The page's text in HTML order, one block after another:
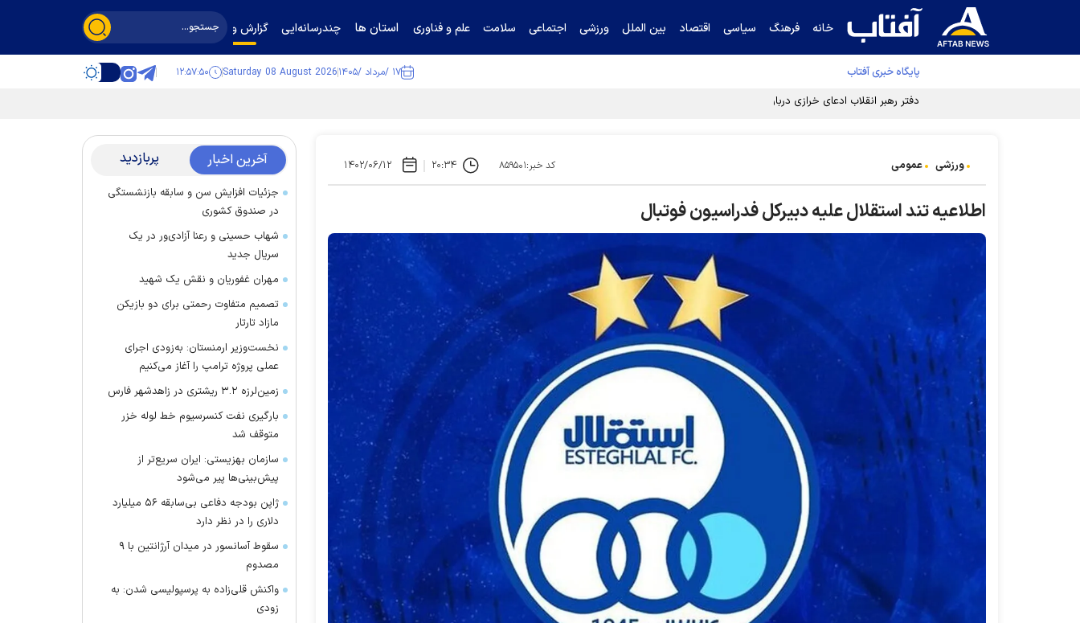
خانه فرهنگ سیاسی اقتصاد بین الملل ورزشی اجتماعی سلامت علم و فناوری استان ها چندرسانه‌ایی گزارش و گفت‌وگو
پایگاه خبری آفتاب ۱۷ /مرداد /۱۴۰۵ Saturday 08 August 2026 ۱۲:۵۷:۵۱
دفتر رهبر انقلاب ادعای خرازی درباره پزشکیان را تکذیب کرد
ورزشی عمومی کد خبر:۸۵۹۵۰۱ ۲۰:۳۴ ۱۴۰۲/۰۶/۱۲
اطلاعیه تند استقلال علیه دبیرکل فدراسیون فوتبال
آخرین اخبار پربازدید
جزئیات افزایش سن و سابقه بازنشستگی
در صندوق کشوری
شهاب حسینی و رعنا آزادی‌ور در یک
سریال جدید
مهران غفوریان و نقش یک شهید
تصمیم متفاوت رحمتی برای دو بازیکن
مازاد تارتار
نخست‌وزیر ارمنستان: به‌زودی اجرای
عملی پروژه ترامپ را آغاز می‌کنیم
زمین‌لرزه ۳.۲ ریشتری در زاهدشهر فارس
بارگیری نفت کنسرسیوم خط لوله خزر
متوقف شد
سازمان بهزیستی: ایران سریع‌تر از
پیش‌بینی‌ها پیر می‌شود
ژاپن بودجه دفاعی بی‌سابقه ۵۶ میلیارد
دلاری را در نظر دارد
سقوط آسانسور در میدان آرژانتین با ۹
مصدوم
واکنش قلی‌زاده به پرسپولیسی شدن: به
زودی